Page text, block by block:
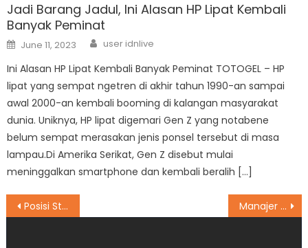
Jadi Barang Jadul, Ini Alasan HP Lipat Kembali
Banyak Peminat
Posted
on
June 11, 2023 Author
user idnlive
Ini Alasan HP Lipat Kembali Banyak Peminat TOTOGEL – HP
lipat yang sempat ngetren di akhir tahun 1990-an sampai
awal 2000-an kembali booming di kalangan masyarakat
dunia. Uniknya, HP lipat digemari Gen Z yang notabene
belum sempat merasakan jenis ponsel tersebut di masa
lampau.Di Amerika Serikat, Gen Z disebut mulai
meninggalkan smartphone dan kembali beralih […]
Post
Posisi Start Ideal, Enea Bastianini Incar Podium MotoGP Malaysia 2022 Manajer MU Peringatkan David De Gea, Ada Apa?